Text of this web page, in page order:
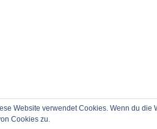
Website verwendet Cookies. Wenn du die
Cookies zu.